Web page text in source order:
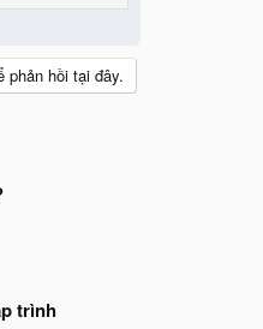
phản hồi tại đây.
trình